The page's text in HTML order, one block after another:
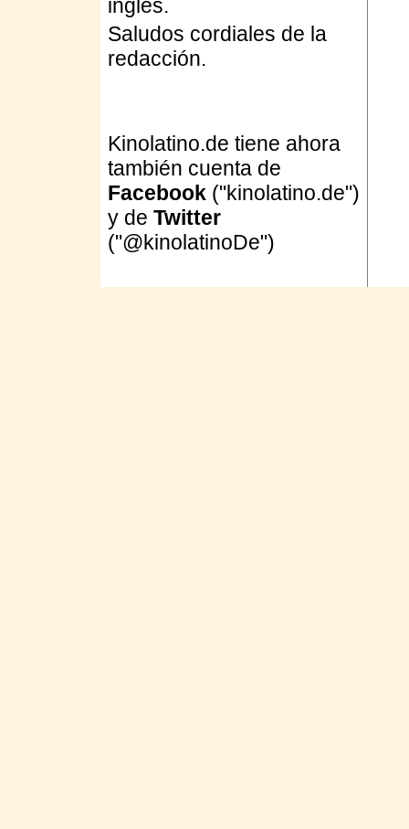
inglés.
Saludos cordiales de la
redacción.
Kinolatino.de tiene ahora
también cuenta de
Facebook ("kinolatino.de")
y de Twitter
("@kinolatinoDe")